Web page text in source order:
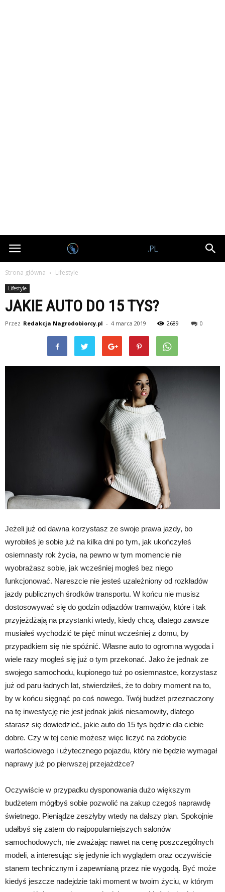
Nagrodobiorcy.pl
Strona główna Lifestyle
Lifestyle
JAKIE AUTO DO 15 TYS?
Przez Redakcja Nagrodobiorcy.pl - 4 marca 2019 2689 0
Jeżeli już od dawna korzystasz ze swoje prawa jazdy, bo
wyrobiłeś je sobie już na kilka dni po tym, jak ukończyłeś
osiemnasty rok życia, na pewno w tym momencie nie
wyobrażasz sobie, jak wcześniej mogłeś bez niego
funkcjonować. Nareszcie nie jesteś uzależniony od rozkładów
jazdy publicznych środków transportu. W końcu nie musisz
dostosowywać się do godzin odjazdów tramwajów, które i tak
przyjeżdżają na przystanki wtedy, kiedy chcą, dlatego zawsze
musiałeś wychodzić te pięć minut wcześniej z domu, by
przypadkiem się nie spóźnić. Własne auto to ogromna wygoda i
wiele razy mogłeś się już o tym przekonać. Jako że jednak ze
swojego samochodu, kupionego tuż po osiemnastce, korzystasz
już od paru ładnych lat, stwierdziłeś, że to dobry moment na to,
by w końcu sięgnąć po coś nowego. Twój budżet przeznaczony
na tę inwestycję nie jest jednak jakiś niesamowity, dlatego
starasz się dowiedzieć, jakie auto do 15 tys będzie dla ciebie
dobre. Czy w tej cenie możesz więc liczyć na zdobycie
wartościowego i użytecznego pojazdu, który nie będzie wymagał
naprawy już po pierwszej przejażdżce?
Oczywiście w przypadku dysponowania dużo większym
budżetem mógłbyś sobie pozwolić na zakup czegoś naprawdę
świetnego. Pieniądze zeszłyby wtedy na dalszy plan. Spokojnie
udałbyś się zatem do najpopularniejszych salonów
samochodowych, nie zważając nawet na cenę poszczególnych
modeli, a interesując się jedynie ich wyglądem oraz oczywiście
stanem technicznym i zapewnianą przez nie wygodą. Być może
kiedyś jeszcze nadejdzie taki moment w twoim życiu, w którym